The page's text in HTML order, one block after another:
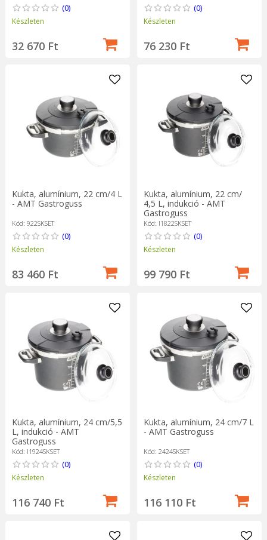
(0)
Készleten
32 670 Ft
(0)
Készleten
76 230 Ft
Kukta, alumínium, 22 cm/4 L
- AMT Gastroguss
Kód: 922SKSET
(0)
Készleten
83 460 Ft
Kukta, alumínium, 22 cm/
4,5 L, indukció - AMT
Gastroguss
Kód: I1822SKSET
(0)
Készleten
99 790 Ft
Kukta, alumínium, 24 cm/5,5
L, indukció - AMT
Gastroguss
Kód: I1924SKSET
(0)
Készleten
116 740 Ft
Kukta, alumínium, 24 cm/7 L
- AMT Gastroguss
Kód: 2424SKSET
(0)
Készleten
116 110 Ft